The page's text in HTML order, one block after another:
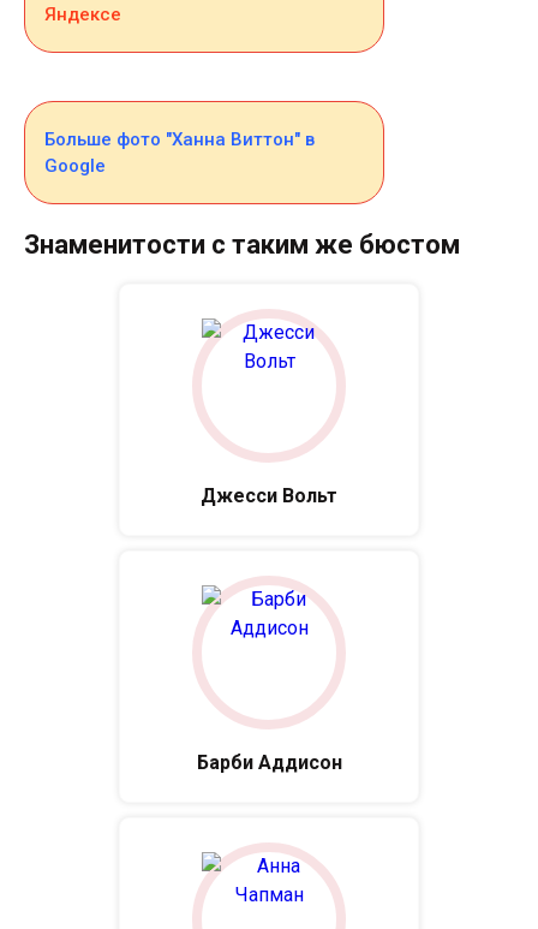
Яндексе
Больше фото "Ханна Виттон" в
Google
Знаменитости с таким же бюстом
Джесси Вольт
Барби Аддисон